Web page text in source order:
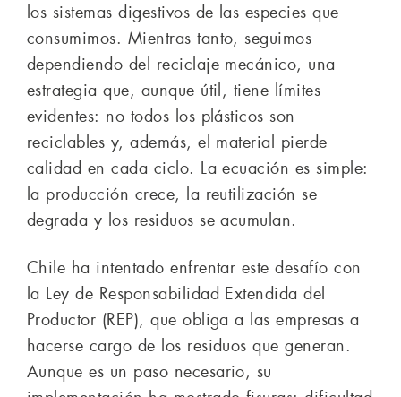
los sistemas digestivos de las especies que
consumimos. Mientras tanto, seguimos
dependiendo del reciclaje mecánico, una
estrategia que, aunque útil, tiene límites
evidentes: no todos los plásticos son
reciclables y, además, el material pierde
calidad en cada ciclo. La ecuación es simple:
la producción crece, la reutilización se
degrada y los residuos se acumulan.
Chile ha intentado enfrentar este desafío con
la Ley de Responsabilidad Extendida del
Productor (REP), que obliga a las empresas a
hacerse cargo de los residuos que generan.
Aunque es un paso necesario, su